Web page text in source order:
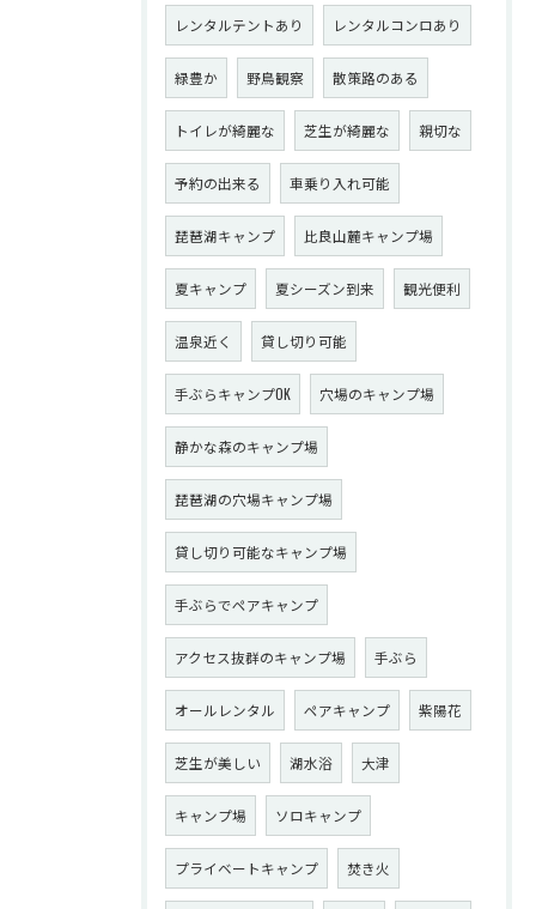
レンタルテントあり レンタルコンロあり
緑豊か 野鳥観察 散策路のある
トイレが綺麗な 芝生が綺麗な 親切な
予約の出来る 車乗り入れ可能
琵琶湖キャンプ 比良山麓キャンプ場
夏キャンプ 夏シーズン到来 観光便利
温泉近く 貸し切り可能
手ぶらキャンプOK 穴場のキャンプ場
静かな森のキャンプ場
琵琶湖の穴場キャンプ場
貸し切り可能なキャンプ場
手ぶらでペアキャンプ
アクセス抜群のキャンプ場 手ぶら
オールレンタル ペアキャンプ 紫陽花
芝生が美しい 湖水浴 大津
キャンプ場 ソロキャンプ
プライベートキャンプ 焚き火